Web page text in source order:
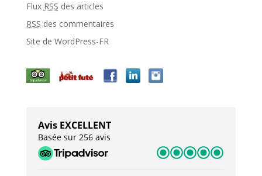
Flux RSS des articles
RSS des commentaires
Site de WordPress-FR
Avis EXCELLENT
Basée sur 256 avis